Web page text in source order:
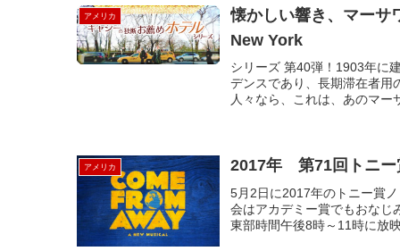
アメリカ
懐かしい響き、マー
New York
シリーズ 第40弾！1903年に
デンスであり、長期滞在者用
人々なら、これは、あのマ
アメリカ 2017年 第71回トニー
5月2日に2017年のトニー賞
会はアカデミー賞でもおなじ
東部時間午後8時～11時に放